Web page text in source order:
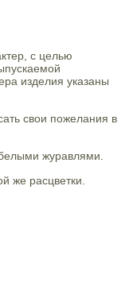
с целью
изделия указаны
свои пожелания в
журавлями.
же расцветки.